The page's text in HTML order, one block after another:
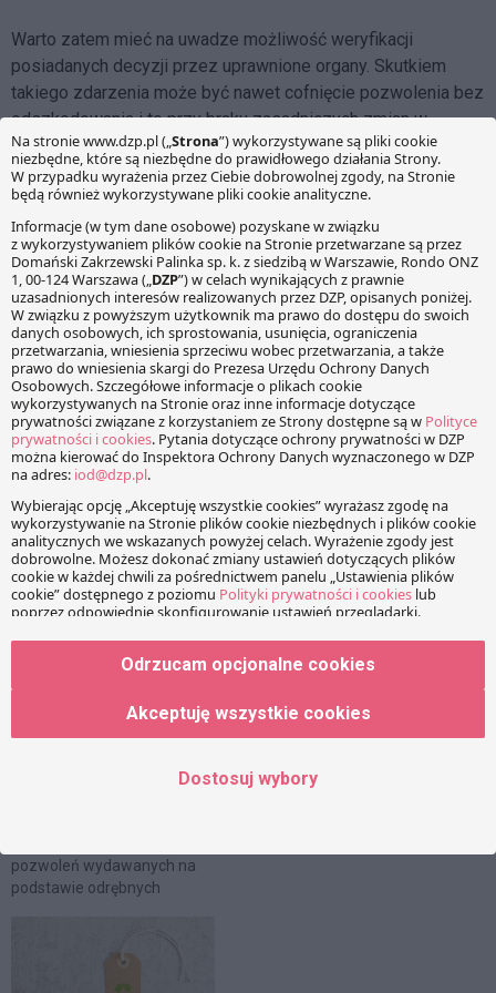
Warto zatem mieć na uwadze możliwość weryfikacji
posiadanych decyzji przez uprawnione organy. Skutkiem
takiego zdarzenia może być nawet cofnięcie pozwolenia bez
odszkodowania i to przy braku zasadniczych zmian w
funkcjonowaniu instalacji. Właściwa ocena grożącego ryzyka
będzie przy tym wymagała między innymi zapoznania się ze
stanem prac nad unijnymi dokumentami opisującymi
najlepsze dostępne techniki oraz porównania wyników
monitoringu wód z celami wskazanymi we właściwych
dokumentach planistycznych. Warto trzymać rękę na pulsie,
aby skutki przeglądu pozwoleń środowiskowych nie stanęły
na drodze realizacji celów biznesowych.
Facebook Share on X LinkedIn
PRZECZYTAJ RÓWNIEŻ:
Krótko o dylematach art. 32
ust. 1 Prawa budowlanego,
czyli jakie pozwolenia
środowiskowe powinny
pozwoleń wydawanych na
podstawie odrębnych
zostanie wydane pozwolenie
Co nowego w ochronie wód?
Sporo!
rewolucja nie zwalnia tempa.
prawem wodnym, Prezes
Odrzucam opcjonalne cookies
Akceptuję wszystkie cookies
Dostosuj wybory